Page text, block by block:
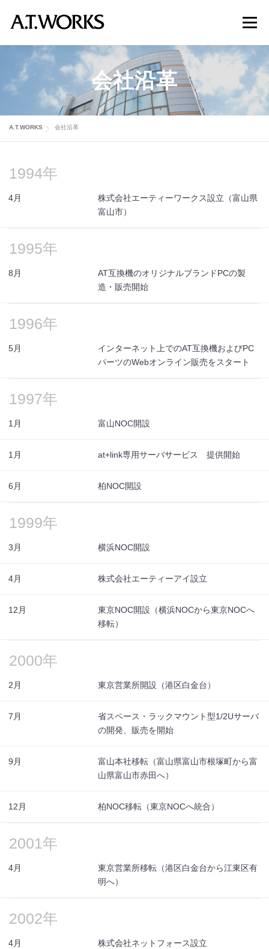
ン
ッ
メニュ
プロダクト ソリューション 課題から探す
会社案内 採用情報 お問い合わせ
会社沿革
A.T.WORKS 会社沿革
1994年
4月
株式会社エーティーワークス設立（富山県
富山市）
1995年
8月
AT互換機のオリジナルブランドPCの製
造・販売開始
1996年
5月
インターネット上でのAT互換機およびPC
パーツのWebオンライン販売をスタート
1997年
1月 富山NOC開設
1月 at+link専用サーバサービス 提供開始
6月 柏NOC開設
1999年
3月 横浜NOC開設
4月 株式会社エーティーアイ設立
12月
東京NOC開設（横浜NOCから東京NOCへ
移転）
2000年
2月 東京営業所開設（港区白金台）
7月
省スペース・ラックマウント型1/2Uサーバ
の開発、販売を開始
9月
富山本社移転（富山県富山市根塚町から富
山県富山市赤田へ）
12月 柏NOC移転（東京NOCへ統合）
2001年
4月
東京営業所移転（港区白金台から江東区有
明へ）
2002年
4月 株式会社ネットフォース設立